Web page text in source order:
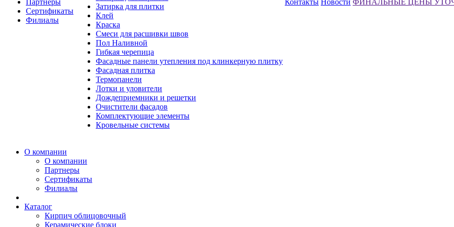
Партнеры
Сертификаты
Филиалы
Затирка для плитки
Клей
Краска
Смеси для расшивки швов
Пол Наливной
Гибкая черепица
Фасадные панели утепления под клинкерную плитку
Фасадная плитка
Термопанели
Лотки и уловители
Дождеприемники и решетки
Очистители фасадов
Комплектующие элементы
Кровельные системы
Контакты Новости ФИНАЛЬНЫЕ ЦЕНЫ
О компании
О компании
Партнеры
Сертификаты
Филиалы
Каталог
Кирпич облицовочный
Керамические блоки